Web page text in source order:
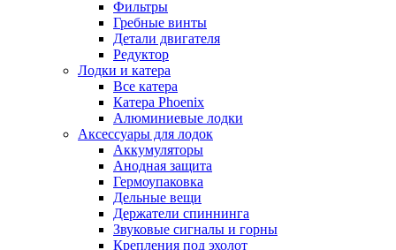
Фильтры
Гребные винты
Детали двигателя
Редуктор
Лодки и катера
Все катера
Катера Phoenix
Алюминиевые лодки
Аксессуары для лодок
Аккумуляторы
Анодная защита
Гермоупаковка
Дельные вещи
Держатели спиннинга
Звуковые сигналы и горны
Крепления под эхолот